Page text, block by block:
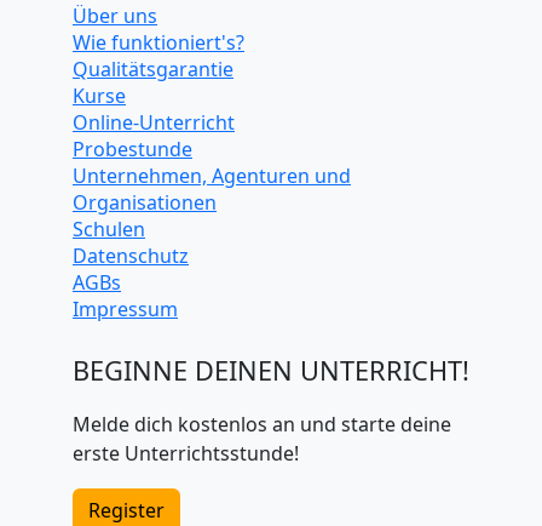
Über uns
Wie funktioniert's?
Qualitätsgarantie
Kurse
Online-Unterricht
Probestunde
Unternehmen, Agenturen und
Organisationen
Schulen
Datenschutz
AGBs
Impressum
BEGINNE DEINEN UNTERRICHT!
Melde dich kostenlos an und starte deine
erste Unterrichtsstunde!
Register